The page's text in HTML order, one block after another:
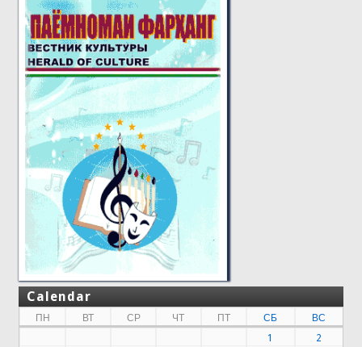
Calendar
ПН ВТ СР ЧТ ПТ СБ
ВС
1
2